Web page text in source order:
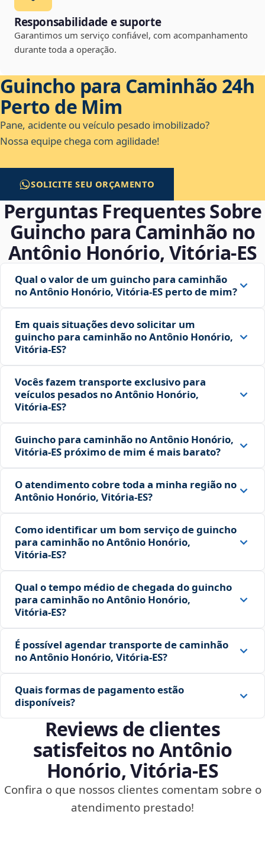
Responsabilidade e suporte
Garantimos um serviço confiável, com acompanhamento
durante toda a operação.
Guincho para Caminhão 24h
Perto de Mim
Pane, acidente ou veículo pesado imobilizado?
Nossa equipe chega com agilidade!
SOLICITE SEU ORÇAMENTO
Perguntas Frequentes Sobre
Guincho para Caminhão no
Antônio Honório, Vitória‑ES
Qual o valor de um guincho para caminhão
no Antônio Honório, Vitória‑ES perto de mim?
Em quais situações devo solicitar um
guincho para caminhão no Antônio Honório,
Vitória‑ES?
Vocês fazem transporte exclusivo para
veículos pesados no Antônio Honório,
Vitória‑ES?
Guincho para caminhão no Antônio Honório,
Vitória‑ES próximo de mim é mais barato?
O atendimento cobre toda a minha região no
Antônio Honório, Vitória‑ES?
Como identificar um bom serviço de guincho
para caminhão no Antônio Honório,
Vitória‑ES?
Qual o tempo médio de chegada do guincho
para caminhão no Antônio Honório,
Vitória‑ES?
É possível agendar transporte de caminhão
no Antônio Honório, Vitória‑ES?
Quais formas de pagamento estão
disponíveis?
Reviews de clientes
satisfeitos no Antônio
Honório, Vitória‑ES
Confira o que nossos clientes comentam sobre o
atendimento prestado!